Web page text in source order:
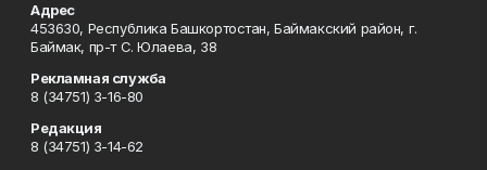
Адрес
453630, Республика Башкортостан, Баймакский район, г.
Баймак, пр-т С. Юлаева, 38
Рекламная служба
8 (34751) 3-16-80
Редакция
8 (34751) 3-14-62